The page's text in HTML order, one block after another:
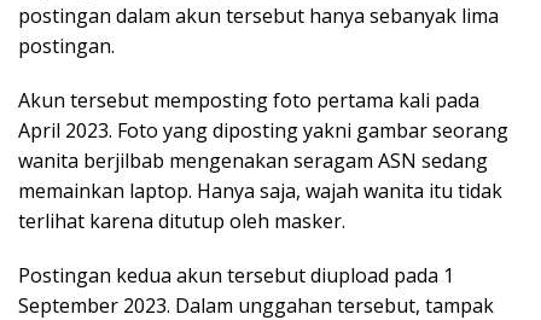
postingan dalam akun tersebut hanya sebanyak lima
postingan.
Akun tersebut memposting foto pertama kali pada
April 2023. Foto yang diposting yakni gambar seorang
wanita berjilbab mengenakan seragam ASN sedang
memainkan laptop. Hanya saja, wajah wanita itu tidak
terlihat karena ditutup oleh masker.
Postingan kedua akun tersebut diupload pada 1
September 2023. Dalam unggahan tersebut, tampak